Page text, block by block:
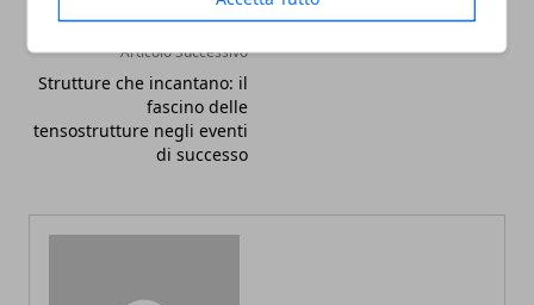
Articolo Successivo
Strutture che incantano: il
fascino delle
tensostrutture negli eventi
di successo